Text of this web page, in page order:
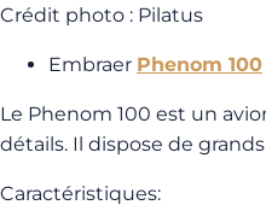
Crédit photo : Pilatus
Embraer Phenom 100
Le Phenom 100 est un
détails. Il dispose de
Caractéristiques: